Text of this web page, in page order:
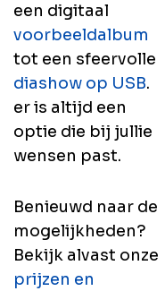
een digitaal
voorbeeldalbum
tot een sfeervolle
diashow op USB.
er is altijd een
optie die bij jullie
wensen past.
Benieuwd naar de
mogelijkheden?
Bekijk alvast onze
prijzen en